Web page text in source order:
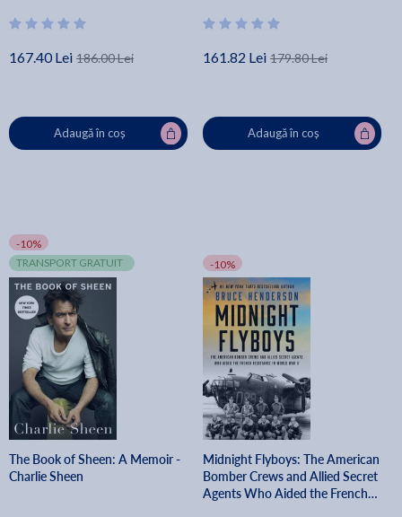
167.40 Lei 186.00 Lei
Adaugă în coș
161.82 Lei 179.80 Lei
Adaugă în coș
-10%
TRANSPORT GRATUIT
The Book of Sheen: A Memoir -
Charlie Sheen
-10%
Midnight Flyboys: The American
Bomber Crews and Allied Secret
Agents Who Aided the French